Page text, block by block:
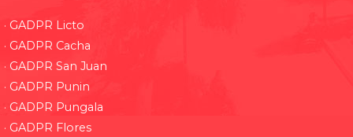
· GADPR Licto
· GADPR Cacha
· GADPR San Juan
· GADPR Punin
· GADPR Pungala
· GADPR Flores